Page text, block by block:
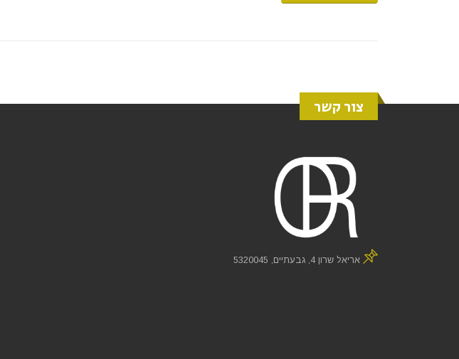
צור קשר
אריאל שרון 4, גבעתיים, 5320045